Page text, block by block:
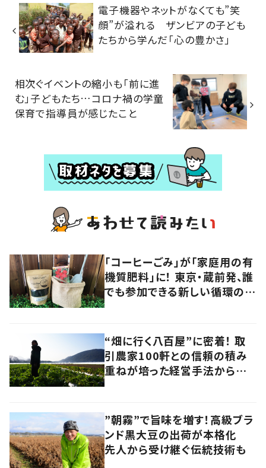
電子機器やネットがなくても”笑
顔”が溢れる ザンビアの子ども
たちから学んだ「心の豊かさ」
相次ぐイベントの縮小も「前に進
む」子どもたち…コロナ禍の学童
保育で指導員が感じたこと
「コーヒーごみ」が「家庭用の有
機質肥料」に！ 東京・蔵前発、誰
でも参加できる新しい循環の仕
“畑に行く八百屋”に密着！ 取
引農家100軒との信頼の積み
重ねが培った経営手法から見
”朝霧”で旨味を増す！高級ブラ
ンド黒大豆の出荷が本格化
先人から受け継ぐ伝統技術も